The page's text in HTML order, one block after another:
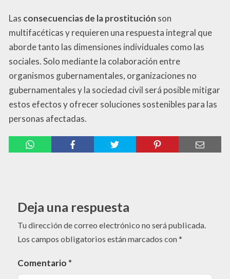
Las consecuencias de la prostitución son
multifacéticas y requieren una respuesta integral que
aborde tanto las dimensiones individuales como las
sociales. Solo mediante la colaboración entre
organismos gubernamentales, organizaciones no
gubernamentales y la sociedad civil será posible mitigar
estos efectos y ofrecer soluciones sostenibles para las
personas afectadas.
Deja una respuesta
Tu dirección de correo electrónico no será publicada.
Los campos obligatorios están marcados con*
Comentario *